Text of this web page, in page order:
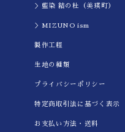
＞藍染 結の杜（美瑛町）
＞MIZUNO ism
製作工程
生地の種類
プライバシーポリシー
特定商取引法に基づく表示
お支払い方法・送料